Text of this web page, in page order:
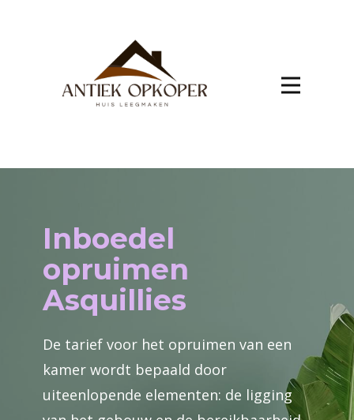
Inboedel
opruimen
Asquillies
De tarief voor het opruimen van een
kamer wordt bepaald door
uiteenlopende elementen: de ligging